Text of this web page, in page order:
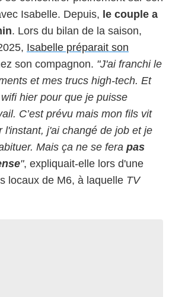
Isabelle. Depuis, le couple a
. Lors du bilan de la saison,
Isabelle préparait son
son compagnon. "J'ai franchi le
et mes trucs high-tech. Et
hier pour que je puisse
C’est prévu mais mon fils vit
l'instant, j'ai changé de job et je
Mais ça ne se fera pas
", expliquait-elle lors d'une
locaux de M6, à laquelle TV